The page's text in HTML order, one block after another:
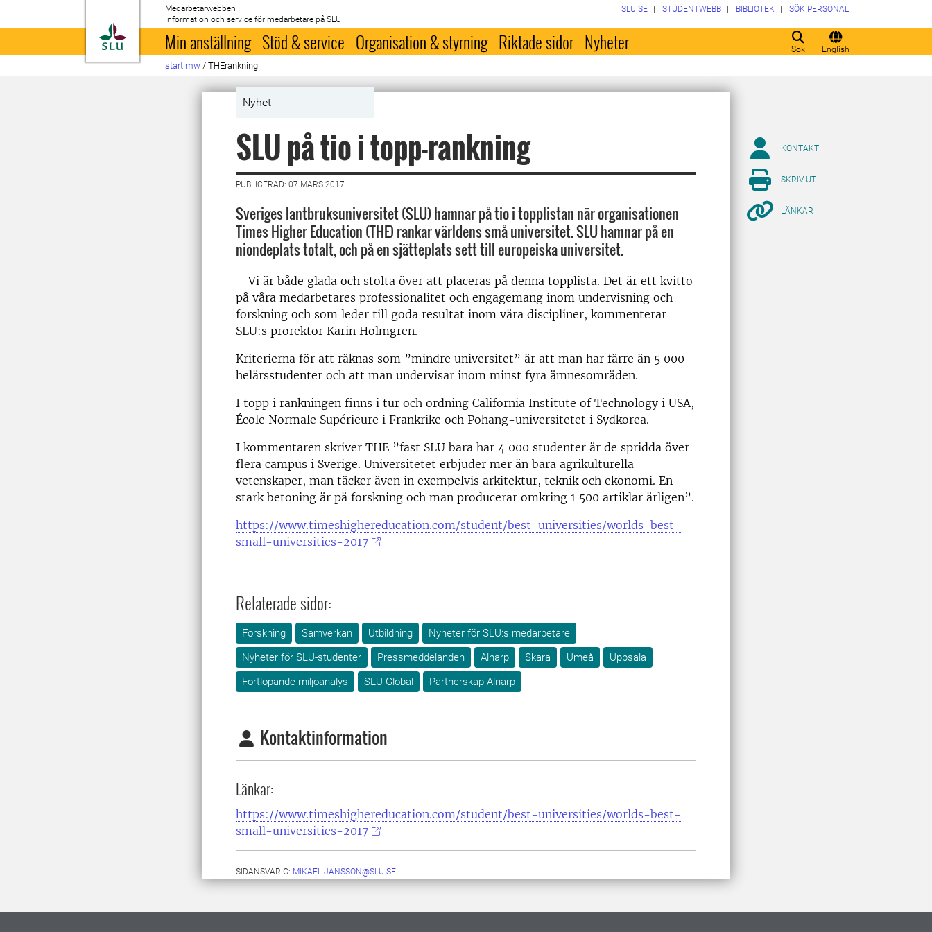
Till startsida
Medarbetarwebben
Information och service för medarbetare på SLU
Sök English
SLU.SE STUDENTWEBB BIBLIOTEK SÖK PERSONAL
Min anställning Stöd & service Organisation & styrning Riktade sidor Nyheter
start mw / THErankning
Nyhet
SLU på tio i topp-rankning
PUBLICERAD: 07 MARS 2017
Sveriges lantbruksuniversitet (SLU) hamnar på tio i topplistan när organisationen
Times Higher Education (THE) rankar världens små universitet. SLU hamnar på en
niondeplats totalt, och på en sjätteplats sett till europeiska universitet.
– Vi är både glada och stolta över att placeras på denna topplista. Det är ett kvitto
på våra medarbetares professionalitet och engagemang inom undervisning och
forskning och som leder till goda resultat inom våra discipliner, kommenterar
SLU:s prorektor Karin Holmgren.
Kriterierna för att räknas som ”mindre universitet” är att man har färre än 5 000
helårsstudenter och att man undervisar inom minst fyra ämnesområden.
I topp i rankningen finns i tur och ordning California Institute of Technology i USA,
École Normale Supérieure i Frankrike och Pohang-universitetet i Sydkorea.
I kommentaren skriver THE ”fast SLU bara har 4 000 studenter är de spridda över
flera campus i Sverige. Universitetet erbjuder mer än bara agrikulturella
vetenskaper, man täcker även in exempelvis arkitektur, teknik och ekonomi. En
stark betoning är på forskning och man producerar omkring 1 500 artiklar årligen”.
https://www.timeshighereducation.com/student/best-universities/worlds-best-
small-universities-2017
Relaterade sidor:
Forskning Samverkan Utbildning
Nyheter för SLU:s medarbetare
Nyheter för SLU-studenter
Pressmeddelanden Alnarp Skara Umeå
Uppsala
Fortlöpande miljöanalys
SLU Global Partnerskap Alnarp
Kontaktinformation
Länkar:
https://www.timeshighereducation.com/student/best-universities/worlds-best-
small-universities-2017
SIDANSVARIG: MIKAEL.JANSSON@SLU.SE
KONTAKT
SKRIV UT
LÄNKAR